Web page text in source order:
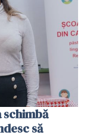
schimbă
să